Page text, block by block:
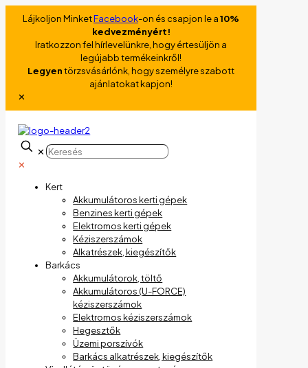
Lájkoljon MinketFacebook-on és csapjon le a10%
kedvezményért!
Iratkozzon fel hírlevelünkre, hogy értesüljön a
legújabb termékeinkről!
Legyentörzsvásárlónk, hogy személyre szabott
ajánlatokat kapjon!
✕
✕
✕
Kert
Akkumulátoros kerti gépek
Benzines kerti gépek
Elektromos kerti gépek
Kéziszerszámok
Alkatrészek, kiegészítők
Barkács
Akkumulátorok, töltő
Akkumulátoros (U-FORCE)
kéziszerszámok
Elektromos kéziszerszámok
Hegesztők
Üzemi porszívók
Barkács alkatrészek, kiegészítők